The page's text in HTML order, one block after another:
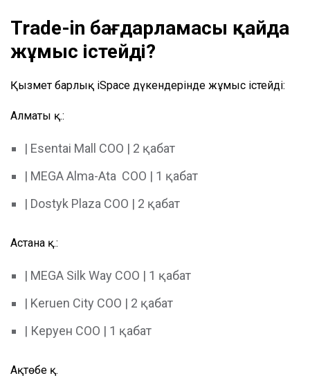
Trade-in бағдарламасы қайда
жұмыс істейді?
Қызмет барлық iSpace дүкендерінде жұмыс істейді:
Алматы қ.:
| Esentai Mall СОО | 2 қабат
| MEGA Alma-Ata СОО | 1 қабат
| Dostyk Plaza СОО | 2 қабат
Астана қ.:
| MEGA Silk Way СОО | 1 қабат
| Keruen City СОО | 2 қабат
| Керуен СОО | 1 қабат
Ақтөбе қ.